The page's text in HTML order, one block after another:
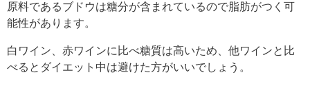
原料であるブドウは糖分が含まれているので脂肪がつく可
能性があります。
白ワイン、赤ワインに比べ糖質は高いため、他ワインと比
べるとダイエット中は避けた方がいいでしょう。